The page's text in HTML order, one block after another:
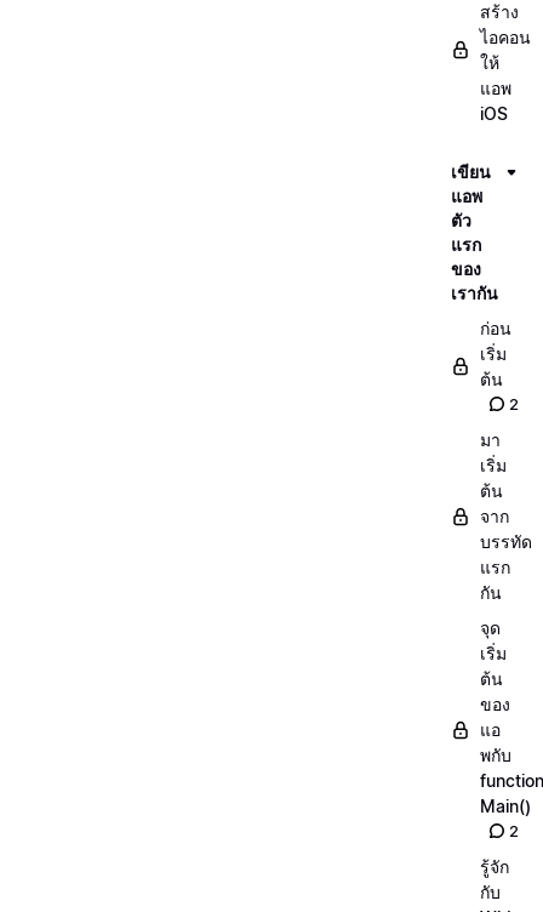
สร้าง
ไอคอน
ให้
แอพ
iOS
เขียน
แอพ
ตัว
แรก
ของ
เรากัน
ก่อน
เริ่ม
ต้น
2
มา
เริ่ม
ต้น
จาก
บรรทัด
แรก
กัน
จุด
เริ่ม
ต้น
ของ
แอ
พกับ
function
Main()
2
รู้จัก
กับ